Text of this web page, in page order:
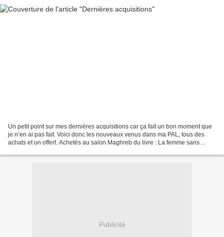
Un petit point sur mes dernières acquisitions car ça fait un bon moment que
je n’en ai pas fait. Voici donc les nouveaux venus dans ma PAL, tous des
achats et un offert. Achetés au salon Maghreb du livre : La femme sans
Publicité